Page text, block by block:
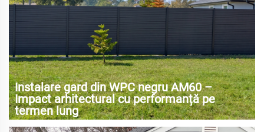
Instalare gard din WPC negru AM60 –
Impact arhitectural cu performanță pe
termen lung